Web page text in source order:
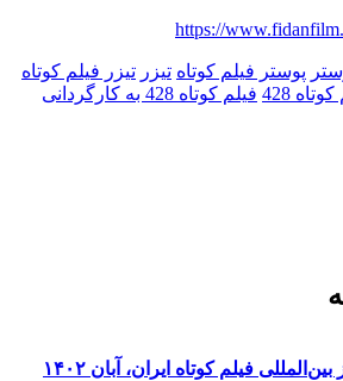
https://
پوستر فیلم کوتاه تیزر تیزر فیلم کوتاه
428
فیلم کوتاه 428 به کارگردانی
فیلم کوتاه ایران، آبان ۱۴۰۲